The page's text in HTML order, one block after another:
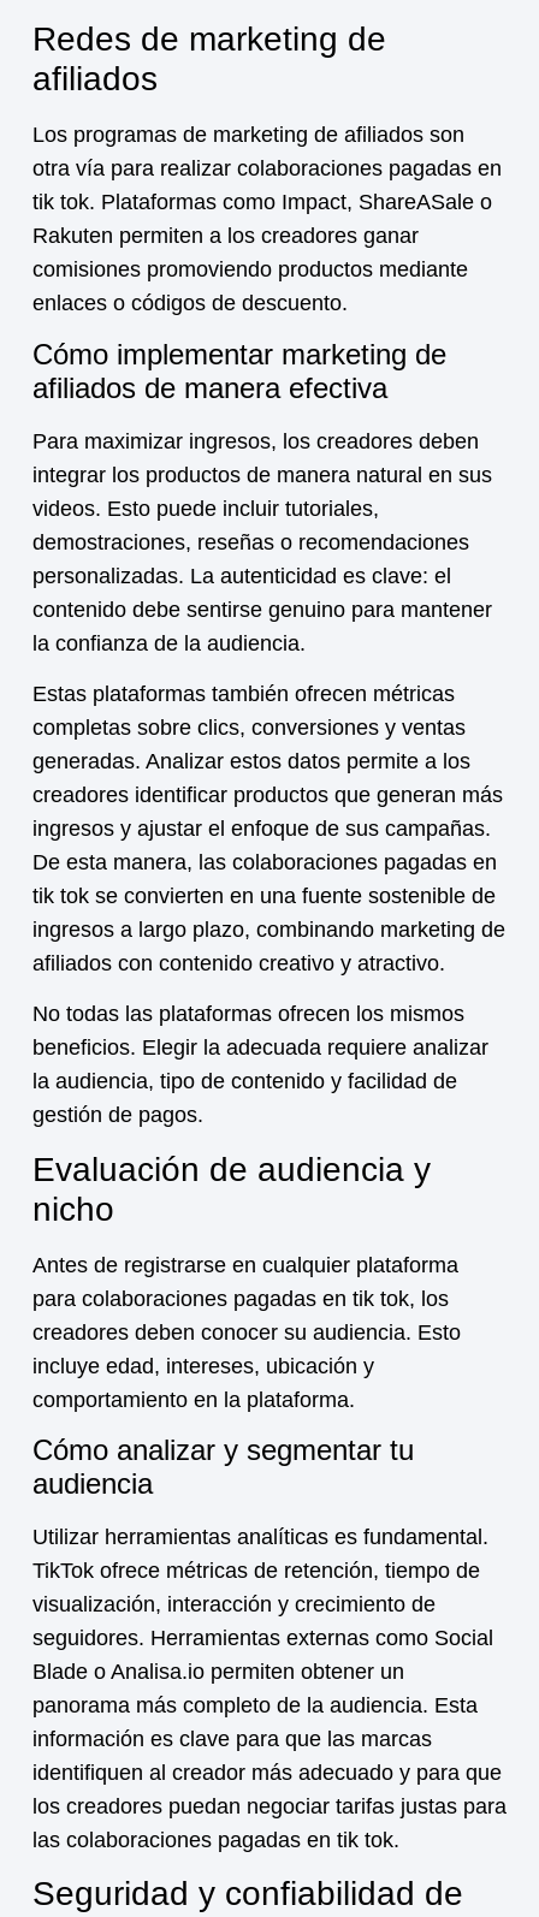
Redes de marketing de
afiliados
Los programas de marketing de afiliados son
otra vía para realizar colaboraciones pagadas en
tik tok. Plataformas como Impact, ShareASale o
Rakuten permiten a los creadores ganar
comisiones promoviendo productos mediante
enlaces o códigos de descuento.
Cómo implementar marketing de
afiliados de manera efectiva
Para maximizar ingresos, los creadores deben
integrar los productos de manera natural en sus
videos. Esto puede incluir tutoriales,
demostraciones, reseñas o recomendaciones
personalizadas. La autenticidad es clave: el
contenido debe sentirse genuino para mantener
la confianza de la audiencia.
Estas plataformas también ofrecen métricas
completas sobre clics, conversiones y ventas
generadas. Analizar estos datos permite a los
creadores identificar productos que generan más
ingresos y ajustar el enfoque de sus campañas.
De esta manera, las colaboraciones pagadas en
tik tokse convierten en una fuente sostenible de
ingresos a largo plazo, combinando marketing de
afiliados con contenido creativo y atractivo.
No todas las plataformas ofrecen los mismos
beneficios. Elegir la adecuada requiere analizar
la audiencia, tipo de contenido y facilidad de
gestión de pagos.
Evaluación de audiencia y
nicho
Antes de registrarse en cualquier plataforma
para colaboraciones pagadas en tik tok, los
creadores deben conocer su audiencia. Esto
incluye edad, intereses, ubicación y
comportamiento en la plataforma.
Cómo analizar y segmentar tu
audiencia
Utilizar herramientas analíticas es fundamental.
TikTok ofrece métricas de retención, tiempo de
visualización, interacción y crecimiento de
seguidores. Herramientas externas como Social
Blade o Analisa.io permiten obtener un
panorama más completo de la audiencia. Esta
información es clave para que las marcas
identifiquen al creador más adecuado y para que
los creadores puedan negociar tarifas justas para
las colaboraciones pagadas en tik tok.
Seguridad y confiabilidad de